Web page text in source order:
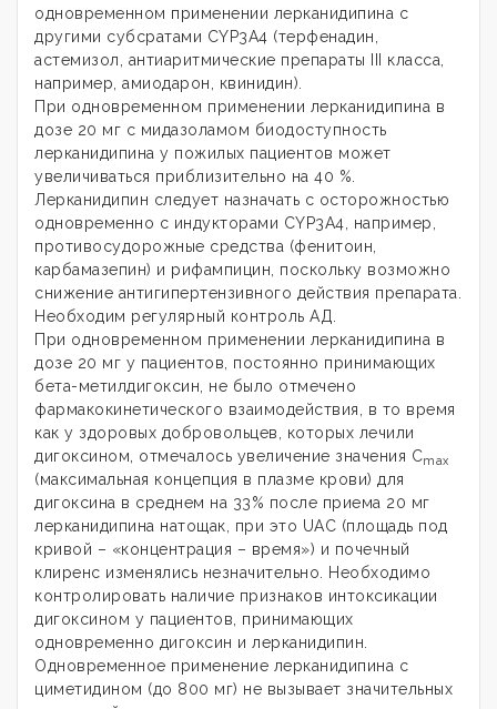
одновременном применении лерканидипина с
другими субсратами CYP3A4 (терфенадин,
астемизол, антиаритмические препараты III класса,
например, амиодарон, квинидин).
При одновременном применении лерканидипина в
дозе 20 мг с мидазоламом биодоступность
лерканидипина у пожилых пациентов может
увеличиваться приблизительно на 40 %.
Лерканидипин следует назначать с осторожностью
одновременно с индукторами CYP3A4, например,
противосудорожные средства (фенитоин,
карбамазепин) и рифампицин, поскольку возможно
снижение антигипертензивного действия препарата.
Необходим регулярный контроль АД.
При одновременном применении лерканидипина в
дозе 20 мг у пациентов, постоянно принимающих
бета-метилдигоксин, не было отмечено
фармакокинетического взаимодействия, в то время
как у здоровых добровольцев, которых лечили
дигоксином, отмечалось увеличение значения Сmax
(максимальная концепция в плазме крови) для
дигоксина в среднем на 33% после приема 20 мг
лерканидипина натощак, при это UAC (площадь под
кривой – «концентрация – время») и почечный
клиренс изменялись незначительно. Необходимо
контролировать наличие признаков интоксикации
дигоксином у пациентов, принимающих
одновременно дигоксин и лерканидипин.
Одновременное применение лерканидипина с
циметидином (до 800 мг) не вызывает значительных